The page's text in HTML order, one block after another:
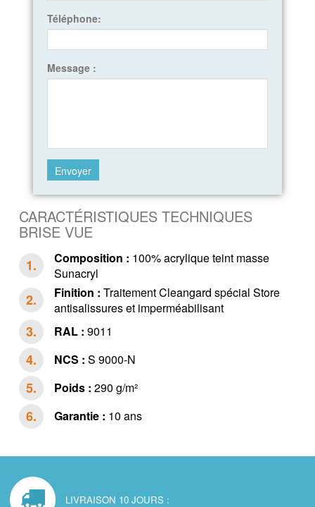
Téléphone:
Message :
CARACTÉRISTIQUES TECHNIQUES
BRISE VUE
Composition : 100% acrylique teint masse
Sunacryl
Finition : Traitement Cleangard spécial Store
antisalissures et imperméabilisant
RAL : 9011
NCS : S 9000-N
Poids : 290 g/m²
Garantie : 10 ans
LIVRAISON 10 JOURS :